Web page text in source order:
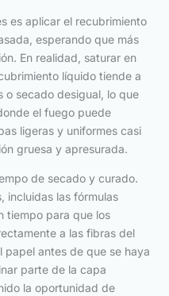
es aplicar el recubrimiento
esperando que más
En realidad, saturar en
líquido tiende a
o secado desigual, lo que
el fuego puede
ligeras y uniformes casi
gruesa y apresurada.
de secado y curado.
incluidas las fórmulas
tiempo para que los
a las fibras del
papel antes de que se haya
parte de la capa
la oportunidad de